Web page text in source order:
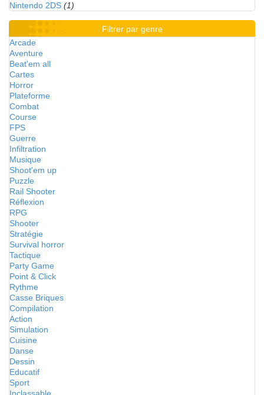
Nintendo 2DS (1)
Filtrer par genre
Arcade
Aventure
Beat'em all
Cartes
Horror
Plateforme
Combat
Course
FPS
Guerre
Infiltration
Musique
Shoot'em up
Puzzle
Rail Shooter
Réflexion
RPG
Shooter
Stratégie
Survival horror
Tactique
Party Game
Point & Click
Rythme
Casse Briques
Compilation
Action
Simulation
Cuisine
Danse
Dessin
Educatif
Sport